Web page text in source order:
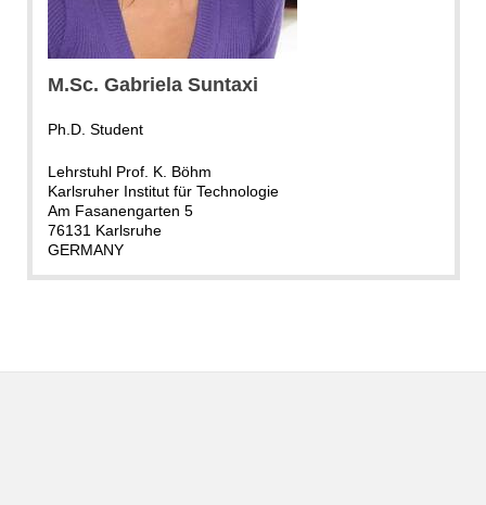
M.Sc. Gabriela Suntaxi
Ph.D. Student
Lehrstuhl Prof. K. Böhm
Karlsruher Institut für Technologie
Am Fasanengarten 5
76131 Karlsruhe
GERMANY